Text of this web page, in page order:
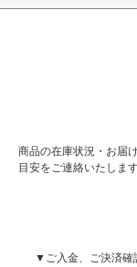
商品の在庫状況・お届
目安をご連絡いたします
▼ご入金、ご決済確